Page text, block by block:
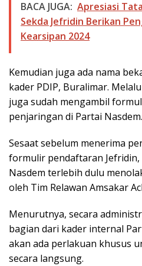
BACA JUGA: Apresiasi
Sekda Jefridin Berikan
Kearsipan 2024
Kemudian juga ada nama
kader PDIP, Buralimar.
juga sudah mengambil
penjaringan di Partai Nasdem.
Sesaat sebelum menerima
formulir pendaftaran
Nasdem terlebih dulu
oleh Tim Relawan Amsakar
Menurutnya, secara
bagian dari kader internal
akan ada perlakuan khusus
secara langsung.